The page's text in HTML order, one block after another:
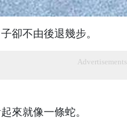
卻不由後退幾步。
Advertisements
來就像一條蛇。